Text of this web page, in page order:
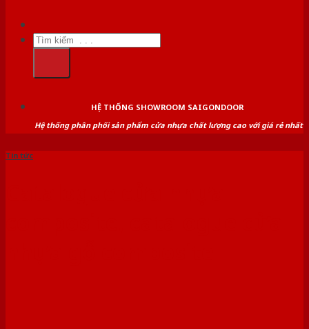
Tìm
kiếm:
HỆ THỐNG SHOWROOM SAIGONDOOR
Hệ thống phân phối sản phẩm cửa nhựa chất lượng cao với giá rẻ nhất
Tin tức